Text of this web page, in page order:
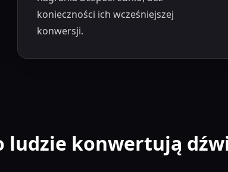
konieczności ich wcześniejszej
konwersji.
ludzie konwertują